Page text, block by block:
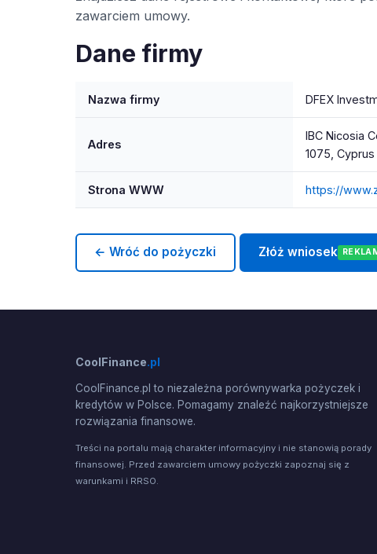
zawarciem umowy.
Dane firmy
Nazwa firmy DFEX
Adres
IBC Nicosia
1075, Cyprus
Strona WWW https://
← Wróć do pożyczki Złóż wniosek
CoolFinance.pl
CoolFinance.pl to niezależna porównywarka pożyczek i
kredytów w Polsce. Pomagamy znaleźć najkorzystniejsze
rozwiązania finansowe.
Treści na portalu mają charakter informacyjny i nie stanowią porady
finansowej. Przed zawarciem umowy pożyczki zapoznaj się z
warunkami i RRSO.